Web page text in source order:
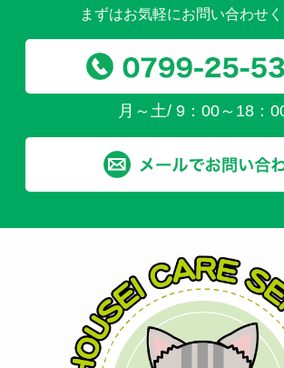
まずはお気軽にお問い合わせ
月～土/ 9：00～18：